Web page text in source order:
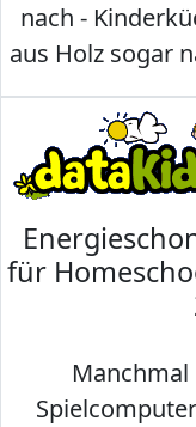
nach -
aus Holz sogar
für